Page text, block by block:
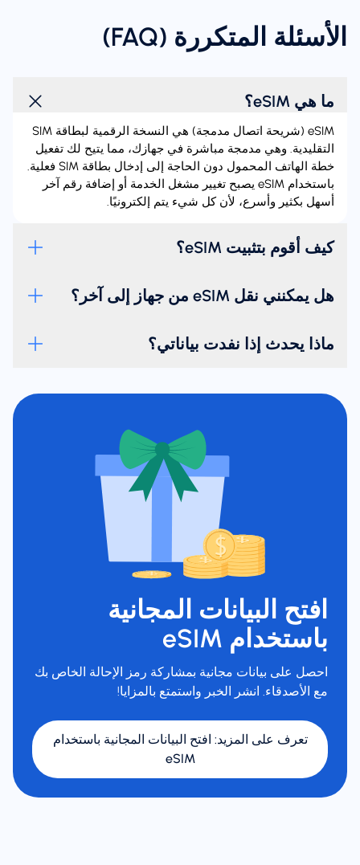
الأسئلة المتكررة (FAQ)
ما هي eSIM؟
‏eSIM (شريحة اتصال مدمجة) هي النسخة الرقمية لبطاقة SIM
التقليدية. وهي مدمجة مباشرة في جهازك، مما يتيح لك تفعيل
خطة الهاتف المحمول دون الحاجة إلى إدخال بطاقة SIM فعلية.
باستخدام eSIM يصبح تغيير مشغل الخدمة أو إضافة رقم آخر
أسهل بكثير وأسرع، لأن كل شيء يتم إلكترونيًا.
كيف أقوم بتثبيت eSIM؟
هل يمكنني نقل eSIM من جهاز إلى آخر؟
ماذا يحدث إذا نفدت بياناتي؟
افتح البيانات المجانية
باستخدام eSIM
احصل على بيانات مجانية بمشاركة رمز الإحالة الخاص بك
مع الأصدقاء. انشر الخبر واستمتع بالمزايا!
تعرف على المزيد: افتح البيانات المجانية باستخدام
eSIM